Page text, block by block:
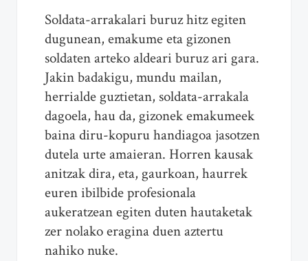
Soldata-arrakalari buruz hitz egiten
dugunean, emakume eta gizonen
soldaten arteko aldeari buruz ari gara.
Jakin badakigu, mundu mailan,
herrialde guztietan, soldata-arrakala
dagoela, hau da, gizonek emakumeek
baina diru-kopuru handiagoa jasotzen
dutela urte amaieran. Horren kausak
anitzak dira, eta, gaurkoan, haurrek
euren ibilbide profesionala
aukeratzean egiten duten hautaketak
zer nolako eragina duen aztertu
nahiko nuke.